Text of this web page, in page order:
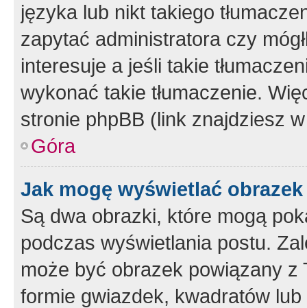
języka lub nikt takiego
zapytać administratora czy
interesuje a jeśli takie
wykonać takie tłumaczenie.
stronie phpBB (link znajdziesz
Góra
Jak mogę wyświetlać
Są dwa obrazki, które mogą
podczas wyświetlania postu.
może być obrazek powiązany z
formie gwiazdek, kwadratów